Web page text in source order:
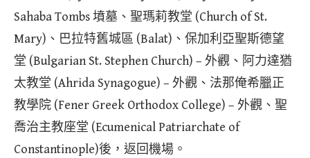
Sahaba Tombs 墳墓、聖瑪莉教堂 (Church of St.
Mary)、巴拉特舊城區 (Balat)、保加利亞聖斯德望
堂 (Bulgarian St. Stephen Church) – 外觀、阿力達猶
太教堂 (Ahrida Synagogue) – 外觀、法那俺希臘正
教學院 (Fener Greek Orthodox College) – 外觀、聖
喬治主教座堂 (Ecumenical Patriarchate of
Constantinople)後，返回機場。